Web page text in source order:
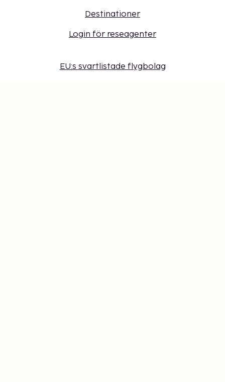
Destinationer
Login för reseagenter
EU:s svartlistade flygbolag